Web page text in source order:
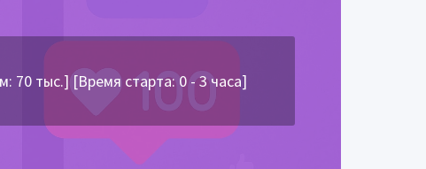
тыс.] [Время старта: 0 - 3 часа]